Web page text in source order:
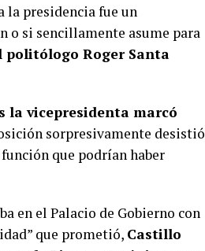
la presidencia fue un
o si sencillamente asume para
politólogo Roger Santa
la vicepresidenta marcó
sorpresivamente desistió
que podrían haber
en el Palacio de Gobierno con
que prometió, Castillo